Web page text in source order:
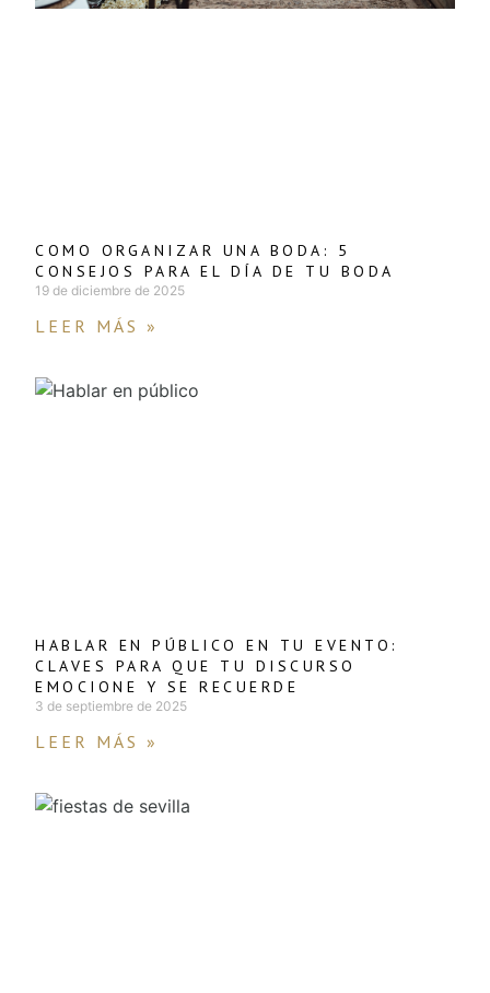
COMO ORGANIZAR UNA BODA: 5
CONSEJOS PARA EL DÍA DE TU BODA
19 de diciembre de 2025
LEER MÁS »
HABLAR EN PÚBLICO EN TU EVENTO:
CLAVES PARA QUE TU DISCURSO
EMOCIONE Y SE RECUERDE
3 de septiembre de 2025
LEER MÁS »